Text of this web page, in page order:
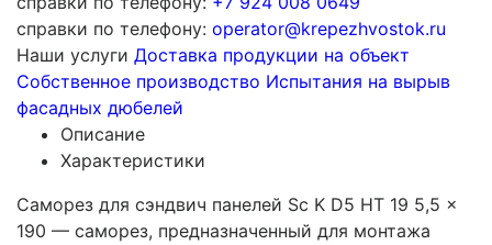
справки по телефону: operator@krepezhvostok.ru
Наши услуги Доставка продукции на объект
Собственное производство Испытания на вырыв
фасадных дюбелей
Описание
Характеристики
Саморез для сэндвич панелей Sc K D5 HT 19 5,5 x
190 — саморез, предназначенный для монтажа